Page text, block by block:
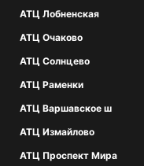
АТЦ Лобненская
АТЦ Очаково
АТЦ Солнцево
АТЦ Раменки
АТЦ Варшавское ш
АТЦ Измайлово
АТЦ Проспект Мира